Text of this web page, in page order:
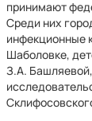
принимают
Среди них
инфекционные
Шаболовке,
З.А.